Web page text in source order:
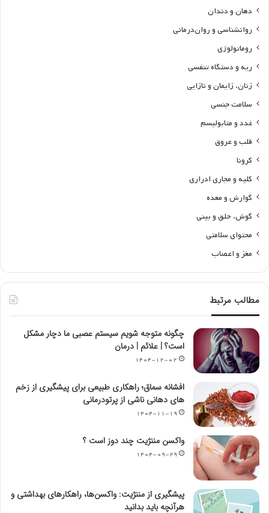
دهان و دندان
روانشناسی و روان‌درمانی
روماتولوژی
ریه و دستگاه تنفسی
زنان، زایمان و نازایی
سلامت جنسی
غدد و متابولیسم
قلب و عروق
کرونا
کلیه و مجاری ادراری
گوارش و معده
گوش، حلق و بینی
محتوای سلامتی
مغز و اعصاب
مطالب مرتبط
چگونه متوجه شویم سیستم عصبی ما دچار مشکل
است؟ | علائم | درمان
۱۴۰۴-۱۲-۰۲
افشانه سماق؛ راهکاری طبیعی برای پیشگیری از زخم
های دهانی ناشی از پرتودرمانی
۱۴۰۴-۱۱-۱۹
واکسن مننژیت چند دوز است ؟
۱۴۰۴-۰۹-۲۹
پیشگیری از مننژیت: واکسن‌ها، راهکارهای بهداشتی و
هرآنچه باید بدانید